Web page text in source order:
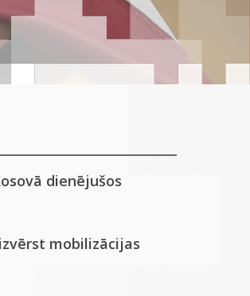
dienējušos
mobilizācijas